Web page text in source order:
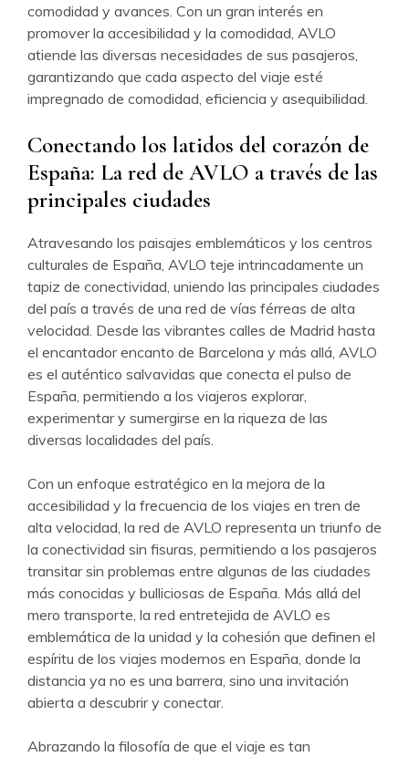
comodidad y avances. Con un gran interés en
promover la accesibilidad y la comodidad, AVLO
atiende las diversas necesidades de sus pasajeros,
garantizando que cada aspecto del viaje esté
impregnado de comodidad, eficiencia y asequibilidad.
Conectando los latidos del corazón de
España: La red de AVLO a través de las
principales ciudades
Atravesando los paisajes emblemáticos y los centros
culturales de España, AVLO teje intrincadamente un
tapiz de conectividad, uniendo las principales ciudades
del país a través de una red de vías férreas de alta
velocidad. Desde las vibrantes calles de Madrid hasta
el encantador encanto de Barcelona y más allá, AVLO
es el auténtico salvavidas que conecta el pulso de
España, permitiendo a los viajeros explorar,
experimentar y sumergirse en la riqueza de las
diversas localidades del país.
Con un enfoque estratégico en la mejora de la
accesibilidad y la frecuencia de los viajes en tren de
alta velocidad, la red de AVLO representa un triunfo de
la conectividad sin fisuras, permitiendo a los pasajeros
transitar sin problemas entre algunas de las ciudades
más conocidas y bulliciosas de España. Más allá del
mero transporte, la red entretejida de AVLO es
emblemática de la unidad y la cohesión que definen el
espíritu de los viajes modernos en España, donde la
distancia ya no es una barrera, sino una invitación
abierta a descubrir y conectar.
Abrazando la filosofía de que el viaje es tan